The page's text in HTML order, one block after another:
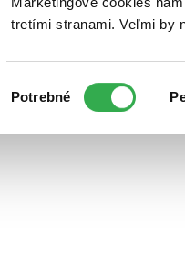
tretími stranami. Veľmi by
súhlasu
Potrebné